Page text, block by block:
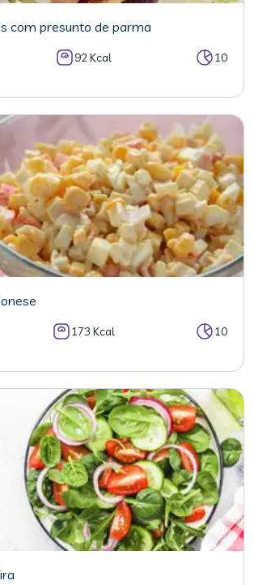
com presunto de parma
92 Kcal 10
173 Kcal 10